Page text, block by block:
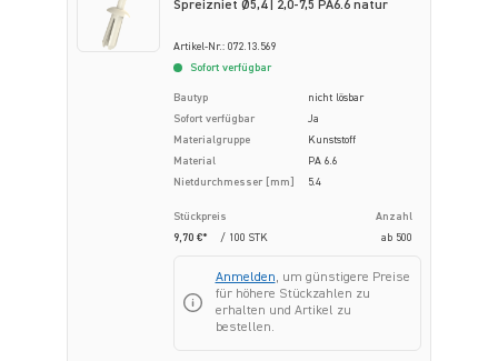
Spreizniet Ø5,4 | 2,0-7,5 PA6.6 natur
Artikel-Nr.: 072.13.569
Sofort verfügbar
Bautyp
nicht lösbar
Sofort verfügbar
Ja
Materialgruppe
Kunststoff
Material
PA 6.6
Nietdurchmesser [mm]
5.4
Stückpreis
Anzahl
9,70 €*
/ 100 STK ab 500
Anmelden, um günstigere Preise
für höhere Stückzahlen zu
erhalten und Artikel zu
bestellen.